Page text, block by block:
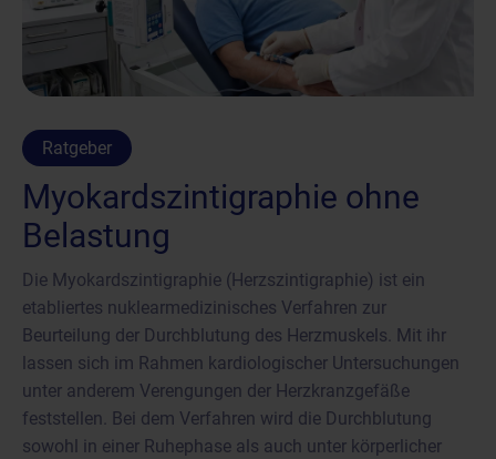
Ratgeber
Myokardszintigraphie ohne
Belastung
Die Myokardszintigraphie (Herzszintigraphie) ist ein
etabliertes nuklearmedizinisches Verfahren zur
Beurteilung der Durchblutung des Herzmuskels. Mit ihr
lassen sich im Rahmen kardiologischer Untersuchungen
unter anderem Verengungen der Herzkranzgefäße
feststellen. Bei dem Verfahren wird die Durchblutung
sowohl in einer Ruhephase als auch unter körperlicher